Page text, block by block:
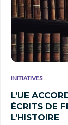
INITIATIVES
L’UE
ÉCRITS DE
L’HISTOIRE